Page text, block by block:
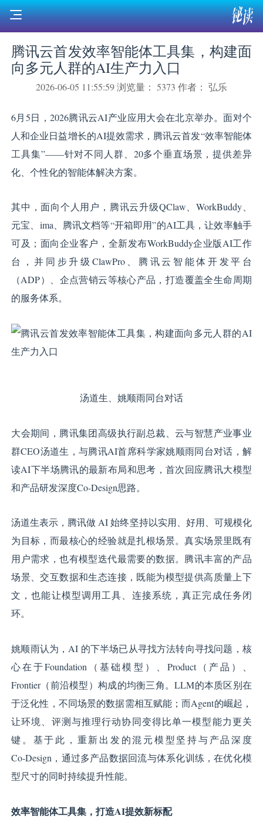
腾讯云首发效率智能体工具集，构建面
向多元人群的AI生产力入口
2026-06-05 11:55:59浏览量： 5373 作者： 弘乐
6月5日，2026腾讯云AI产业应用大会在北京举办。面对个
人和企业日益增长的AI提效需求，腾讯云首发“效率智能体
工具集”——针对不同人群、20多个垂直场景，提供差异
化、个性化的智能体解决方案。
其中，面向个人用户，腾讯云升级QClaw、WorkBuddy、
元宝、ima、腾讯文档等“开箱即用”的AI工具，让效率触手
可及；面向企业客户，全新发布WorkBuddy企业版AI工作
台，并同步升级ClawPro、腾讯云智能体开发平台
（ADP）、企点营销云等核心产品，打造覆盖全生命周期
的服务体系。
汤道生、姚顺雨同台对话
大会期间，腾讯集团高级执行副总裁、云与智慧产业事业
群CEO汤道生，与腾讯AI首席科学家姚顺雨同台对话，解
读AI下半场腾讯的最新布局和思考，首次回应腾讯大模型
和产品研发深度Co-Design思路。
汤道生表示，腾讯做 AI 始终坚持以实用、好用、可规模化
为目标，而最核心的经验就是扎根场景。真实场景里既有
用户需求，也有模型迭代最需要的数据。腾讯丰富的产品
场景、交互数据和生态连接，既能为模型提供高质量上下
文，也能让模型调用工具、连接系统，真正完成任务闭
环。
姚顺雨认为，AI 的下半场已从寻找方法转向寻找问题，核
心在于Foundation（基础模型）、Product（产品）、
Frontier（前沿模型）构成的均衡三角。LLM的本质区别在
于泛化性，不同场景的数据需相互赋能；而Agent的崛起，
让环境、评测与推理行动协同变得比单一模型能力更关
键。基于此，重新出发的混元模型坚持与产品深度
Co‑Design，通过多产品数据回流与体系化训练，在优化模
型尺寸的同时持续提升性能。
效率智能体工具集，打造AI提效新标配